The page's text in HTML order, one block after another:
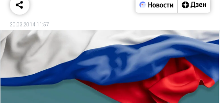
20.03.2014 11:57